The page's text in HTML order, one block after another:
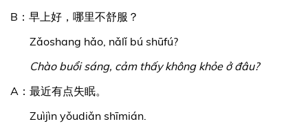
B：早上好，哪里不舒服？
Zǎoshang hǎo, nǎlǐ bú shūfú?
Chào buổi sáng, cảm thấy không khỏe ở đâu?
A：最近有点失眠。
Zuìjìn yǒudiǎn shīmián.